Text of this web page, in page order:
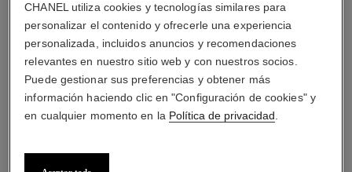
DESCUBRA TAMBIÉN
CHANEL utiliza cookies y tecnologías similares para
personalizar el contenido y ofrecerle una experiencia
personalizada, incluidos anuncios y recomendaciones
relevantes en nuestro sitio web y con nuestros socios.
Puede gestionar sus preferencias y obtener más
información haciendo clic en "Configuración de cookies" y
en cualquier momento en la Política de privacidad